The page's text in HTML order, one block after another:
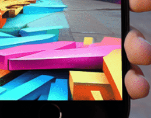
con automatización e